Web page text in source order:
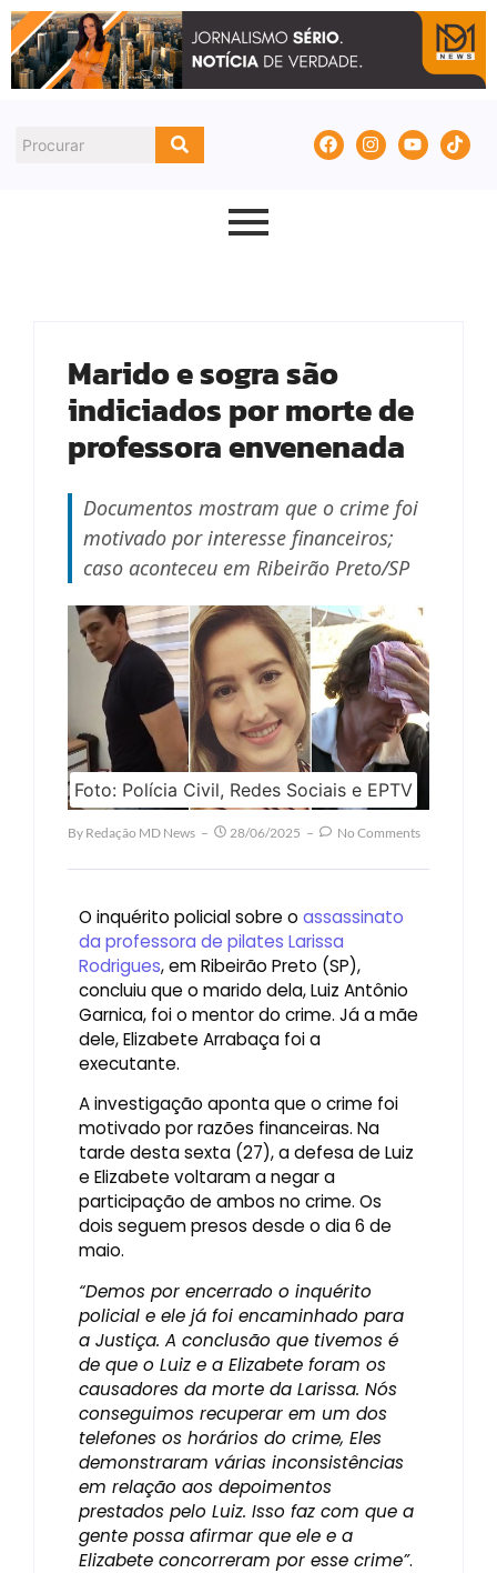
Marido e sogra são
indiciados por morte de
professora envenenada
Documentos mostram que o crime foi
motivado por interesse financeiros;
caso aconteceu em Ribeirão Preto/SP
Foto: Polícia Civil, Redes Sociais e EPTV
By Redação MD News 28/06/2025 No Comments
O inquérito policial sobre o assassinato
da professora de pilates Larissa
Rodrigues, em Ribeirão Preto (SP),
concluiu que o marido dela, Luiz Antônio
Garnica, foi o mentor do crime. Já a mãe
dele, Elizabete Arrabaça foi a
executante.
A investigação aponta que o crime foi
motivado por razões financeiras. Na
tarde desta sexta (27), a defesa de Luiz
e Elizabete voltaram a negar a
participação de ambos no crime. Os
dois seguem presos desde o dia 6 de
maio.
“Demos por encerrado o inquérito
policial e ele já foi encaminhado para
a Justiça. A conclusão que tivemos é
de que o Luiz e a Elizabete foram os
causadores da morte da Larissa. Nós
conseguimos recuperar em um dos
telefones os horários do crime, Eles
demonstraram várias inconsistências
em relação aos depoimentos
prestados pelo Luiz. Isso faz com que a
gente possa afirmar que ele e a
Elizabete concorreram por esse crime”.